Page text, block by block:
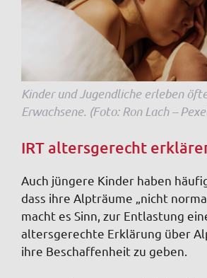
Kinder und Jugendliche erleben
Erwachsene. (Foto: Ron Lach –
IRT altersgerecht
Auch jüngere Kinder haben
dass ihre Alpträume „nicht
macht es Sinn, zur Entlastung
altersgerechte Erklärung über
ihre Beschaffenheit zu geben.